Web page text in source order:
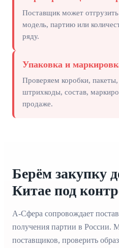
Поставщик может
модель, партию или
ряду.
Упаковка и
Проверяем коробки,
штрихкоды, состав,
продаже.
Берём закупку
Китае под
А-Сфера сопровождает
получения партии в России.
поставщиков, проверить